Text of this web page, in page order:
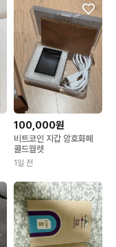
100,000원
비트코인 지갑 암호화폐
콜드월렛
1일 전